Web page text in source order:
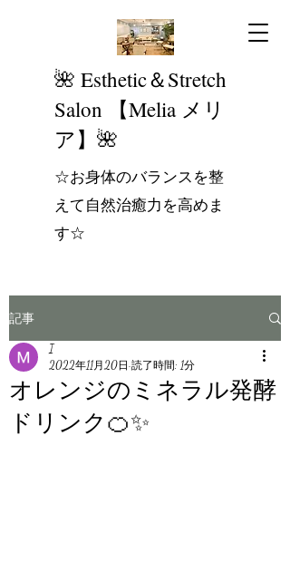
​🌺 Esthetic＆Stretch
Salon 【Melia メリ
ア】🌺
☆お身体のバランスを整
えて自然治癒力を高めま
す☆
記事
オレンジのミネラル発酵
ドリンク🍊✨
I
2022年11月20日 読了時間: 1分